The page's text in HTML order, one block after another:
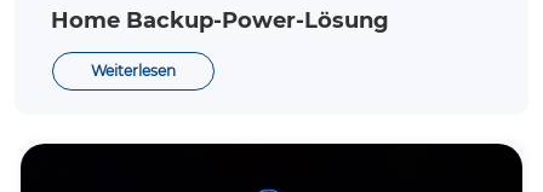
Home Backup-Power-Lösung
Weiterlesen